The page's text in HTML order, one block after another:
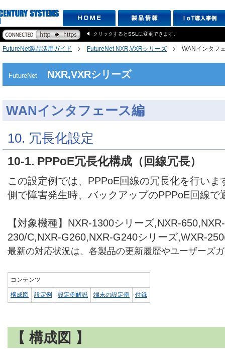
クリックするとSSLに変更できます。
FutureNet製品活用ガイド FutureNet NXR,VXRシリーズ WANインタフ
FutureNet NXR,VXRシリーズ
WANインタフェース編
10. 冗長化設定
10-1. PPPoE冗長化構成（回線冗長）
この設定例では、PPPoE回線の冗長化を行いま
側で障害発生時、バックアップのPPPoE回線で
【対象機種】NXR-1300シリーズ,NXR-
230/C,NXR-G260,NXR-G240シリーズ,WXR-
最新の対応状況は、各製品の更新履歴やユーザーズ
コンテンツ
構成図 設定例 設定例解説 端末の設定例 付録
【 構成図 】